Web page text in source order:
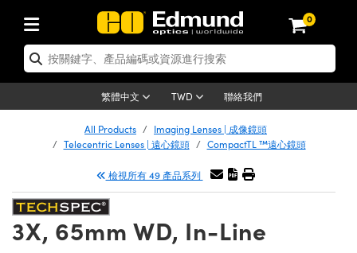
0
繁體中文 TWD 聯絡我們
| 光學產品
| 光學濾光片
Optics | 偏振光學元件
Optics | 雷射光學
| 雷射濾光片
| 超快光學
| 光機組件
System | 光學籠式系統
| 臺式系統
and Breadboards | 光學平臺
| 顯微鏡
| Mitutoyo 物鏡
| Nikon 物鏡
| ZEISS 物鏡
| 雷射
and Electronics | 雷射
| 雷射防護
Lenses | 成像鏡頭
Lenses | 定焦鏡頭
| 遠心鏡頭
Magnification Lenses
Objectives | 顯微鏡物鏡
| 相機
Cameras | Gigabit乙太網相
Cameras | Teledyne Dalsa
and Illumination | 照明
Lighting | 機器視覺光源
Lighting |顯微鏡照明
| 雷射光源
Sources | 其他光源
Targets | 測試板
Targets | 解析度測試板
Targets | 畸變測試版
Level Test Targets | 色卡測試板
| USAF 測試版
and Detection | 測試與監測
| 光學度量
Solutions | 機器視覺方案
and Electronics | 雷射
品
測器
and Production | 實驗室和生產
| 清潔用品
Handling Tools | 零件夾持用品
| 光學膠
Products | Acktar 黑色吸
應用選購
| 光譜儀
Imaging
By Brand
Products | 新品專區
Lenses
| 清倉品
| 清倉光學產品
| 清倉顯微鏡
Products | 重新認證產
| 重新認證光學產品
| 重新認證光機
| 重新認證雷射
| 重新認證顯微鏡
All Products
Imaging Lenses | 成像鏡頭
Telecentric Lenses | 遠心鏡頭
CompactTL ™遠心鏡頭
檢視所有 49 產品系列
3X, 65mm WD, In-Line